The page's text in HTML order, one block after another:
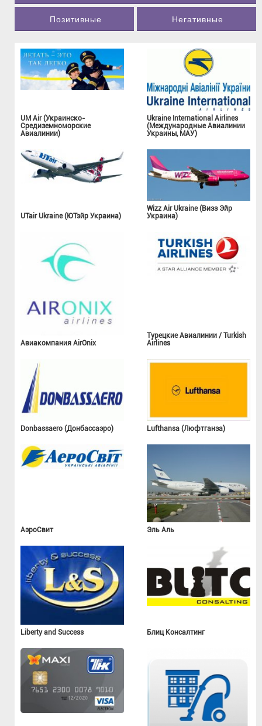
Позитивные Негативные
UM Air (Украинско-
Средиземноморские
Авиалинии)
Ukraine International Airlines
(Международные Авиалинии
Украины, МАУ)
UTair Ukraine (ЮТэйр Украина)
Wizz Air Ukraine (Визз Эйр
Украина)
Авиакомпания AirOnix
Турецкие Авиалинии / Turkish
Airlines
Donbassaero (Донбассаэро) Lufthansa (Люфтганза)
АэроСвит Эль Аль
Liberty and Success Блиц Консалтинг